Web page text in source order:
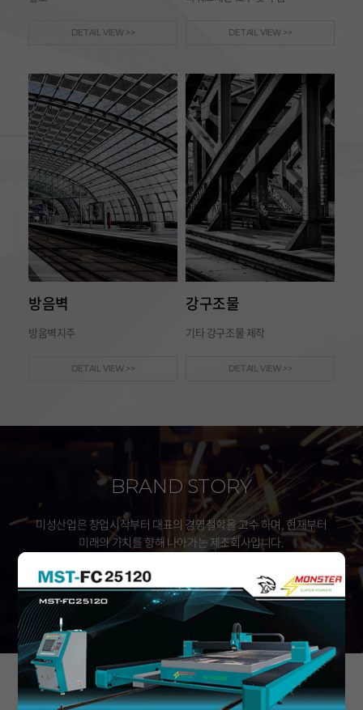
DETAIL VIEW >> DETAIL VIEW >>
방음벽
방음벽지주
DETAIL VIEW >>
강구조물
기타 강구조물 제작
DETAIL VIEW >>
BRAND STORY
미성산업은 창업시작부터 대표의 경영철학을 고수 하며, 현재부터
미래의 가치를 향해 나아가는 제조회사입니다.
자세히보기